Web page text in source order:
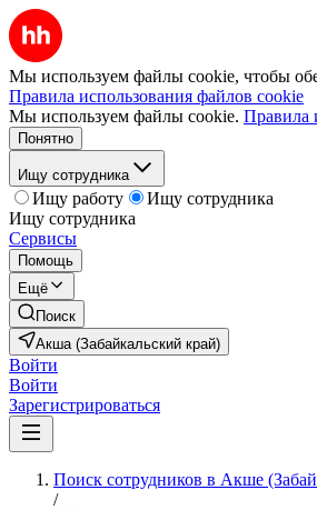
Мы используем файлы cookie, чтобы
Правила использования файлов cookie
Мы используем файлы cookie. Правила
Понятно
Ищу сотрудника
Ищу работу
Ищу сотрудника
Ищу сотрудника
Сервисы
Помощь
Ещё
Поиск
Акша (Забайкальский край)
Войти
Войти
Зарегистрироваться
Поиск сотрудников в Акше
/